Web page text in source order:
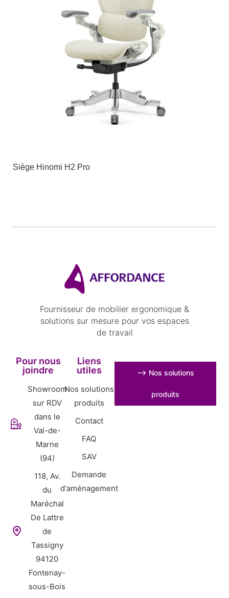
Siège Hinomi H2 Pro
Fournisseur de mobilier ergonomique &
solutions sur mesure pour vos espaces
de travail
Pour nous
joindre
Showroom
sur RDV
dans le
Val-de-
Marne
(94)
118, Av.
du
Maréchal
De Lattre
de
Tassigny
94120
Fontenay-
sous-Bois
Liens
utiles
Nos solutions
produits
Contact
FAQ
SAV
Demande
d'aménagement
⟶ Nos solutions
produits